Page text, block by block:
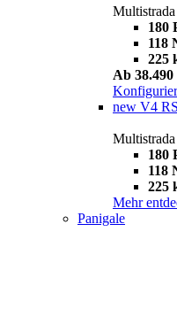
180
118
225
Ab 38.490
new V4
180
118
225
Mehr
Panigale